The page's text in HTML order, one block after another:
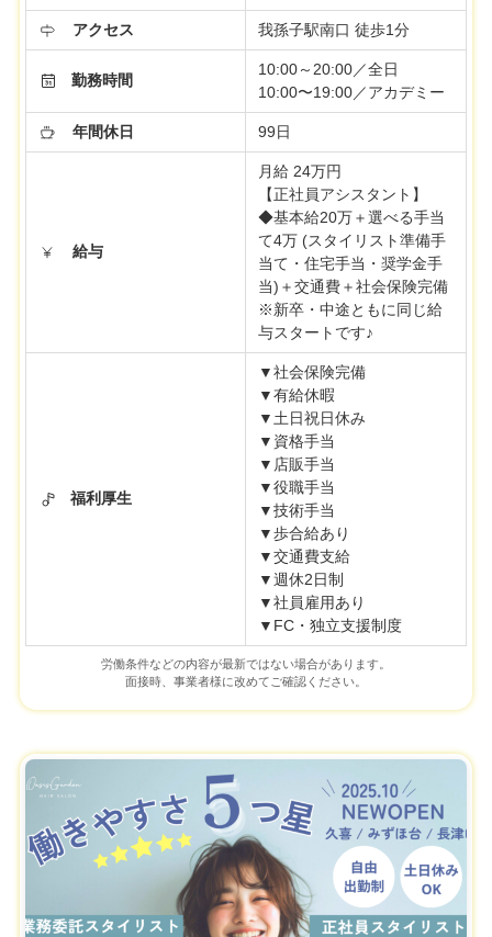
アクセス 我孫子駅南口 徒歩1分
勤務時間
10:00～20:00／全日
10:00〜19:00／アカデミー
年間休日 99日
給与
月給 24万円
【正社員アシスタント】
◆基本給20万＋選べる手当
て4万 (スタイリスト準備手
当て・住宅手当・奨学金手
当)＋交通費＋社会保険完備
※新卒・中途ともに同じ給
与スタートです♪
福利厚生
▼社会保険完備
▼有給休暇
▼土日祝日休み
▼資格手当
▼店販手当
▼役職手当
▼技術手当
▼歩合給あり
▼交通費支給
▼週休2日制
▼社員雇用あり
▼FC・独立支援制度
労働条件などの内容が最新ではない場合があります。
面接時、事業者様に改めてご確認ください。